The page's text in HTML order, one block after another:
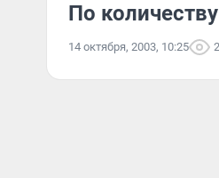
По
14 октября, 2003, 10:25